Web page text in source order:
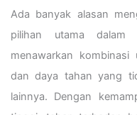
Ada banyak alasan
pilihan utama dalam
menawarkan kombinasi
dan daya tahan yang
lainnya. Dengan